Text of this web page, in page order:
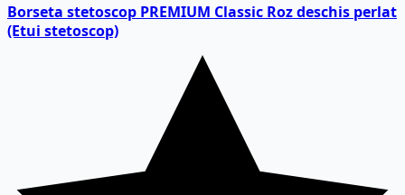
Borseta stetoscop PREMIUM Classic Roz deschis perlat
(Etui stetoscop)